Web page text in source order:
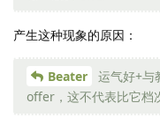
产生这种现象的原因：
Beater
运气好+与
offer，这不代表比它档